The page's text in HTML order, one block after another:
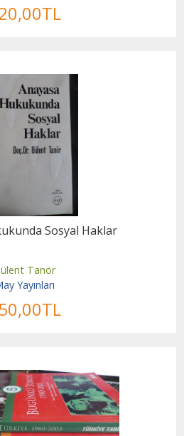
,00TL
Sosyal Haklar
Tanör
Yayınları
,00TL